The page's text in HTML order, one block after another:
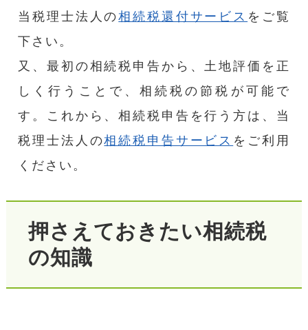
当税理士法人の相続税還付サービス をご覧
下さい。
又、最初の相続税申告から、土地評価を正
しく行うことで、相続税の節税が可能で
す。これから、相続税申告を行う方は、当
税理士法人の相続税申告サービス をご利用
ください。
押さえておきたい相続税
の知識